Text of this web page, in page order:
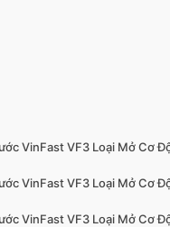
VinFast VF3 Loại Mở Cơ
VinFast VF3 Loại Mở Cơ
VinFast VF3 Loại Mở Cơ